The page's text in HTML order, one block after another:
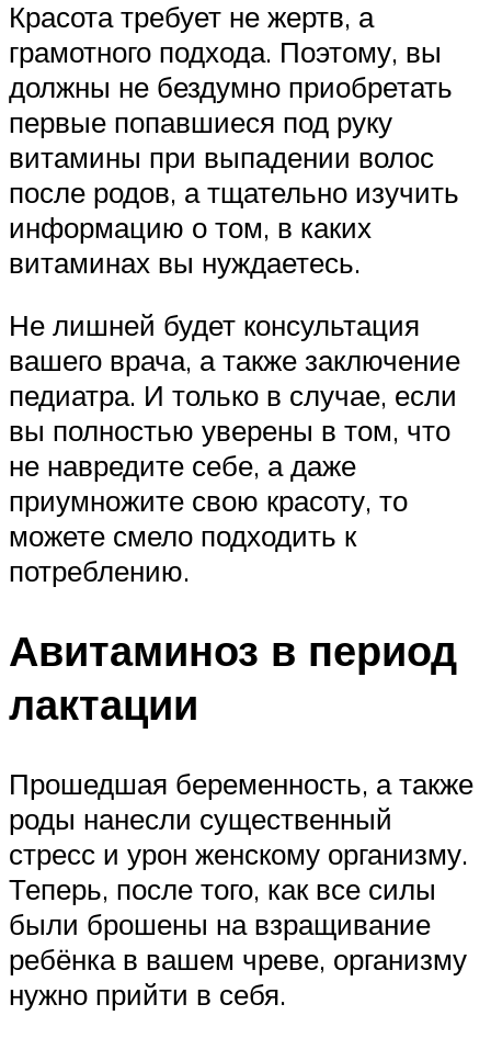
Красота требует не жертв, а
грамотного подхода. Поэтому, вы
должны не бездумно приобретать
первые попавшиеся под руку
витамины при выпадении волос
после родов, а тщательно изучить
информацию о том, в каких
витаминах вы нуждаетесь.
Не лишней будет консультация
вашего врача, а также заключение
педиатра. И только в случае, если
вы полностью уверены в том, что
не навредите себе, а даже
приумножите свою красоту, то
можете смело подходить к
потреблению.
Авитаминоз в период
лактации
Прошедшая беременность, а также
роды нанесли существенный
стресс и урон женскому организму.
Теперь, после того, как все силы
были брошены на взращивание
ребёнка в вашем чреве, организму
нужно прийти в себя.